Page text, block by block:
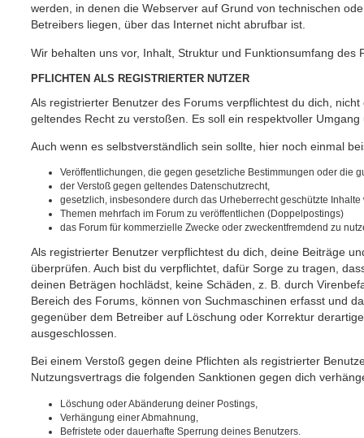
werden, in denen die Webserver auf Grund von technischen
Betreibers liegen, über das Internet nicht abrufbar ist.
Wir behalten uns vor, Inhalt, Struktur und Funktionsumfang
PFLICHTEN ALS REGISTRIERTER NUTZER
Als registrierter Benutzer des Forums verpflichtest du dich,
geltendes Recht zu verstoßen. Es soll ein respektvoller
Auch wenn es selbstverständlich sein sollte, hier noch einmal
Veröffentlichungen, die gegen gesetzliche Bestimmungen oder die
der Verstoß gegen geltendes Datenschutzrecht,
gesetzlich, insbesondere durch das Urheberrecht geschützte
Themen mehrfach im Forum zu veröffentlichen (Doppelpostings)
das Forum für kommerzielle Zwecke oder zweckentfremdend zu
Als registrierter Benutzer verpflichtest du dich, deine Beiträge
überprüfen. Auch bist du verpflichtet, dafür Sorge zu tragen,
deinen Beträgen hochlädst, keine Schäden, z. B. durch
Bereich des Forums, können von Suchmaschinen erfasst und
gegenüber dem Betreiber auf Löschung oder Korrektur
ausgeschlossen.
Bei einem Verstoß gegen deine Pflichten als registrierter
Nutzungsvertrags die folgenden Sanktionen gegen dich
Löschung oder Abänderung deiner Postings,
Verhängung einer Abmahnung,
Befristete oder dauerhafte Sperrung deines Benutzers.